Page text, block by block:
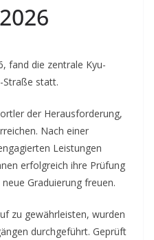
fand die zentrale Kyu-
Straße statt.
der Herausforderung,
Nach einer
Leistungen
erfolgreich ihre Prüfung
Graduierung freuen.
zu gewährleisten, wurden
durchgeführt. Geprüft